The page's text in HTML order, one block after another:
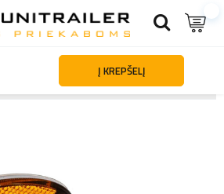
Apšvietimas ir elektros dalys Gabaritiniai žibintai
Į KREPŠELĮ